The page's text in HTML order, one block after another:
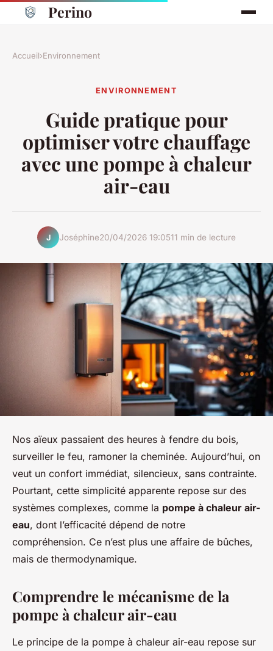
Perino
Accueil›Environnement
ENVIRONNEMENT
Guide pratique pour
optimiser votre chauffage
avec une pompe à chaleur
air-eau
J Joséphine20/04/2026 19:0511 min de lecture
Nos aïeux passaient des heures à fendre du bois,
surveiller le feu, ramoner la cheminée. Aujourd’hui, on
veut un confort immédiat, silencieux, sans contrainte.
Pourtant, cette simplicité apparente repose sur des
systèmes complexes, comme la pompe à chaleur air-
eau, dont l’efficacité dépend de notre
compréhension. Ce n’est plus une affaire de bûches,
mais de thermodynamique.
Comprendre le mécanisme de la
pompe à chaleur air-eau
Le principe de la pompe à chaleur air-eau repose sur